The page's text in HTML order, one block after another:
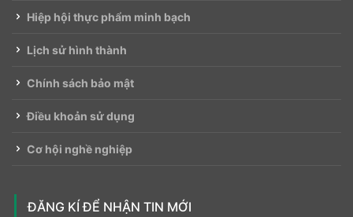
Hiệp hội thực phẩm minh bạch
Lịch sử hình thành
Chính sách bảo mật
Điều khoản sử dụng
Cơ hội nghề nghiệp
ĐĂNG KÍ ĐỂ NHẬN TIN MỚI